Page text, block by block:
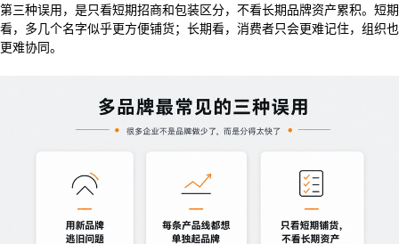
第三种误用，是只看短期招商和包装区分，不看长期品牌资产累积。短期
看，多几个名字似乎更方便铺货；长期看，消费者只会更难记住，组织也
更难协同。